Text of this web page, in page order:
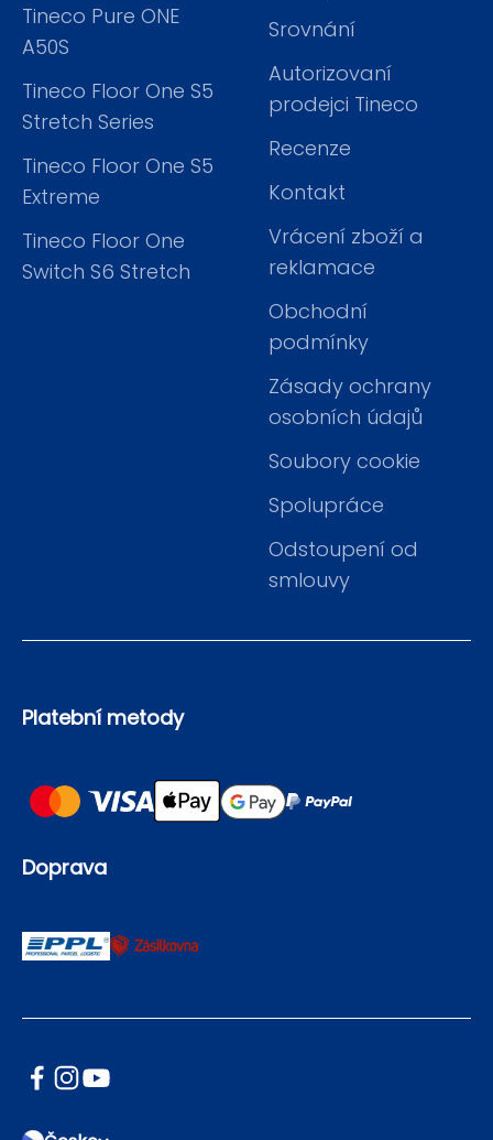
Tineco Pure ONE
A50S
Tineco Floor One S5
Stretch Series
Tineco Floor One S5
Extreme
Tineco Floor One
Switch S6 Stretch
Srovnání
Autorizovaní
prodejci Tineco
Recenze
Kontakt
Vrácení zboží a
reklamace
Obchodní
podmínky
Zásady ochrany
osobních údajů
Soubory cookie
Spolupráce
Odstoupení od
smlouvy
Platební metody
Doprava